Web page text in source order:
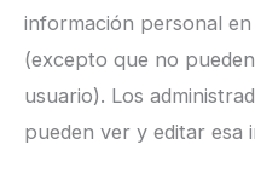
información personal
(excepto que no
usuario). Los
pueden ver y editar esa